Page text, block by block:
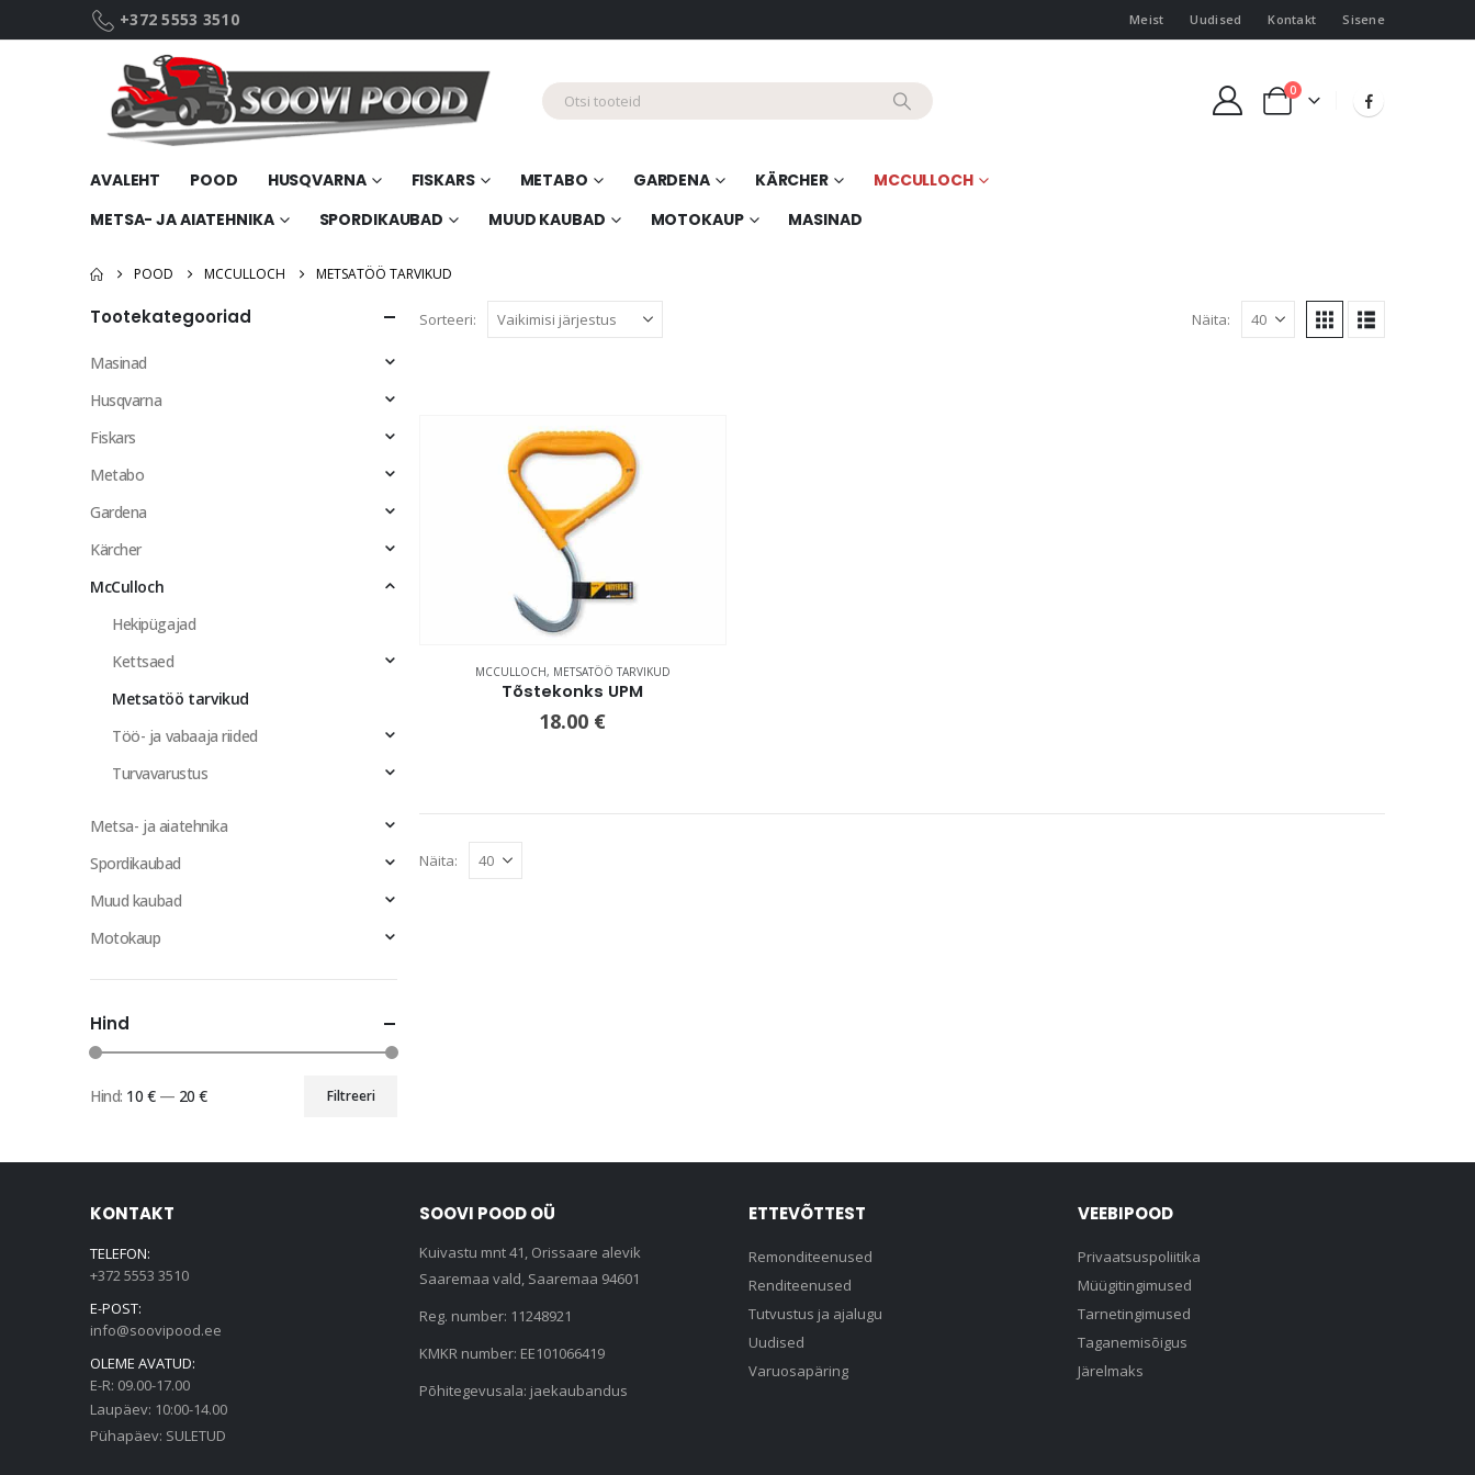
+372 5553 3510 Meist Uudised Kontakt Sisene
0
AVALEHT POOD HUSQVARNA FISKARS METABO GARDENA KÄRCHER
MCCULLOCH
METSA- JA AIATEHNIKA
SPORDIKAUBAD MUUD KAUBAD MOTOKAUP MASINAD
POOD MCCULLOCH METSATÖÖ TARVIKUD
Sorteeri: Näita:
MCCULLOCH, METSATÖÖ TARVIKUD
Tõstekonks UPM
18.00 €
Näita:
Tootekategooriad
Masinad
Husqvarna
Fiskars
Metabo
Gardena
Kärcher
McCulloch
Hekipügajad
Kettsaed
Metsatöö tarvikud
Töö- ja vabaaja riided
Turvavarustus
Metsa- ja aiatehnika
Spordikaubad
Muud kaubad
Motokaup
Hind
Filtreeri
Hind: 10 €— 20 €
KONTAKT
TELEFON:
+372 5553 3510
E-POST:
info@soovipood.ee
OLEME AVATUD:
E-R: 09.00-17.00
Laupäev: 10:00-14.00
Pühapäev: SULETUD
SOOVI POOD OÜ
Kuivastu mnt 41, Orissaare alevik
Saaremaa vald, Saaremaa 94601
Reg. number: 11248921
KMKR number: EE101066419
Põhitegevusala: jaekaubandus
ETTEVÕTTEST
Remonditeenused
Renditeenused
Tutvustus ja ajalugu
Uudised
Varuosapäring
VEEBIPOOD
Privaatsuspoliitika
Müügitingimused
Tarnetingimused
Taganemisõigus
Järelmaks